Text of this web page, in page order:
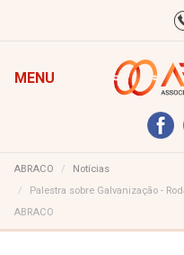
MENU
ABRACO
Notícias
Palestra sobre Galvanização -
ABRACO